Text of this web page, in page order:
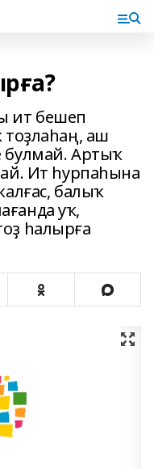
ит бешеп
тоҙлаһаң, аш
булмай. Артыҡ
Ит һурпаһына
балыҡ
уҡ,
һалырға